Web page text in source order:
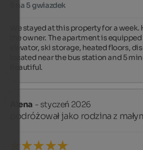
5 na 5 gwiazdek
We stayed at this property for a
the owner. The apartment is
elevator, ski storage, heated floors,
located near the bus station and 5
Beautiful.
Alena - styczeń 2026
podróżował jako rodzina z